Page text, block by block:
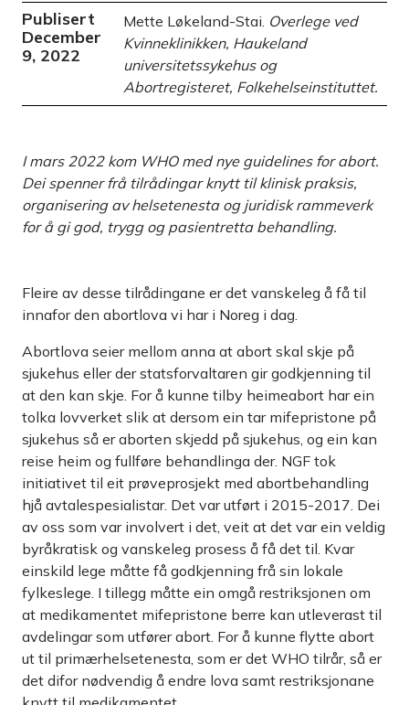
Publisert
December
9, 2022
Mette Løkeland-Stai. Overlege ved
Kvinneklinikken, Haukeland
universitetssykehus og
Abortregisteret, Folkehelseinstituttet.
I mars 2022 kom WHO med nye guidelines for abort.
Dei spenner frå tilrådingar knytt til klinisk praksis,
organisering av helsetenesta og juridisk rammeverk
for å gi god, trygg og pasientretta behandling.
Fleire av desse tilrådingane er det vanskeleg å få til
innafor den abortlova vi har i Noreg i dag.
Abortlova seier mellom anna at abort skal skje på
sjukehus eller der statsforvaltaren gir godkjenning til
at den kan skje. For å kunne tilby heimeabort har ein
tolka lovverket slik at dersom ein tar mifepristone på
sjukehus så er aborten skjedd på sjukehus, og ein kan
reise heim og fullføre behandlinga der. NGF tok
initiativet til eit prøveprosjekt med abortbehandling
hjå avtalespesialistar. Det var utført i 2015-2017. Dei
av oss som var involvert i det, veit at det var ein veldig
byråkratisk og vanskeleg prosess å få det til. Kvar
einskild lege måtte få godkjenning frå sin lokale
fylkeslege. I tillegg måtte ein omgå restriksjonen om
at medikamentet mifepristone berre kan utleverast til
avdelingar som utfører abort. For å kunne flytte abort
ut til primærhelsetenesta, som er det WHO tilrår, så er
det difor nødvendig å endre lova samt restriksjonane